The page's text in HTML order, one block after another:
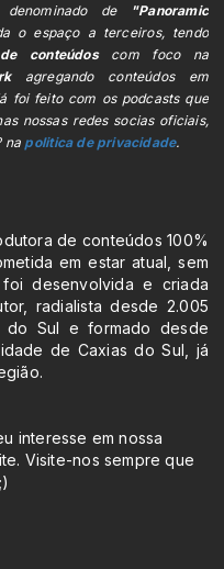
de
"Panoramic
o espaço a terceiros, tendo
de conteúdoscom foco na
agregando conteúdos em
foi feito com os podcasts que
nossas redes socias oficiais,
na politica de privacidade.
de conteúdos 100%
em estar atual, sem
desenvolvida e criada
radialista desde 2.005
do Sul e formado desde
de Caxias do Sul, já
interesse em nossa
Visite-nos sempre que